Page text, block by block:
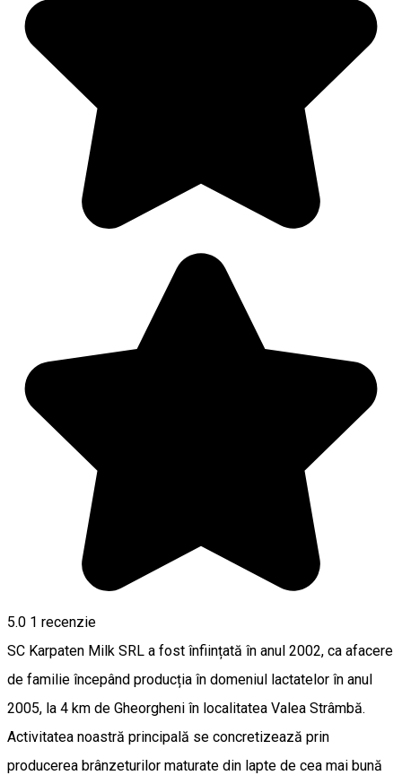
5.0 1 recenzie
SC Karpaten Milk SRL a fost înființată în anul 2002, ca afacere
de familie începând producția în domeniul lactatelor în anul
2005, la 4 km de Gheorgheni în localitatea Valea Strâmbă.
Activitatea noastră principală se concretizează prin
producerea brânzeturilor maturate din lapte de cea mai bună